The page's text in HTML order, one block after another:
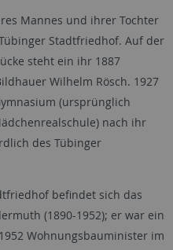
Mannes und ihrer Tochter
Stadtfriedhof. Auf der
steht ein ihr 1887
Wilhelm Rösch. 1927
(ursprünglich
nach ihr
des Tübinger
befindet sich das
(1890-1952); er war ein
Wohnungsbauminister im